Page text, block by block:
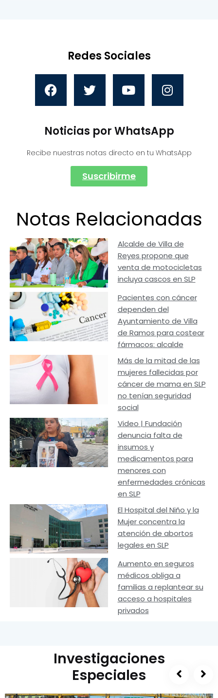
Redes Sociales
Noticias por WhatsApp
Recibe nuestras notas directo en tu WhatsApp
Suscribirme
Notas Relacionadas
Alcalde de Villa de
Reyes propone que
venta de motocicletas
incluya cascos en SLP
Pacientes con cáncer
dependen del
Ayuntamiento de Villa
de Ramos para costear
fármacos: alcalde
Más de la mitad de las
mujeres fallecidas por
cáncer de mama en SLP
no tenían seguridad
social
Video | Fundación
denuncia falta de
insumos y
medicamentos para
menores con
enfermedades crónicas
en SLP
El Hospital del Niño y la
Mujer concentra la
atención de abortos
legales en SLP
Aumento en seguros
médicos obliga a
familias a replantear su
acceso a hospitales
privados
Investigaciones
Especiales